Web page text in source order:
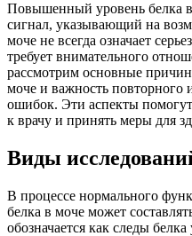
Повышенный уровень белка
сигнал, указывающий на
моче не всегда означает
требует внимательного
рассмотрим основные
моче и важность повторного
ошибок. Эти аспекты
к врачу и принять меры для
Виды
В процессе нормального
белка в моче может
обозначается как следы белка